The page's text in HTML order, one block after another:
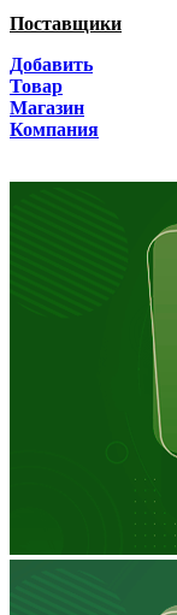
Поставщики
Добавить
Товар
Магазин
Компания